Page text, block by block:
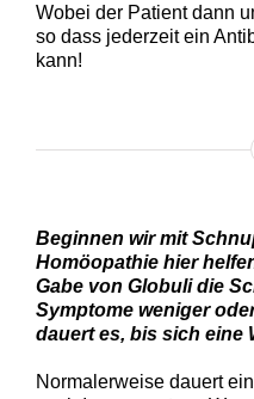
Wobei der Patient dann
so dass jederzeit ein
kann!
Beginnen wir mit
Homöopathie hier
Gabe von Globuli die
Symptome weniger
dauert es, bis sich eine
Normalerweise dauert